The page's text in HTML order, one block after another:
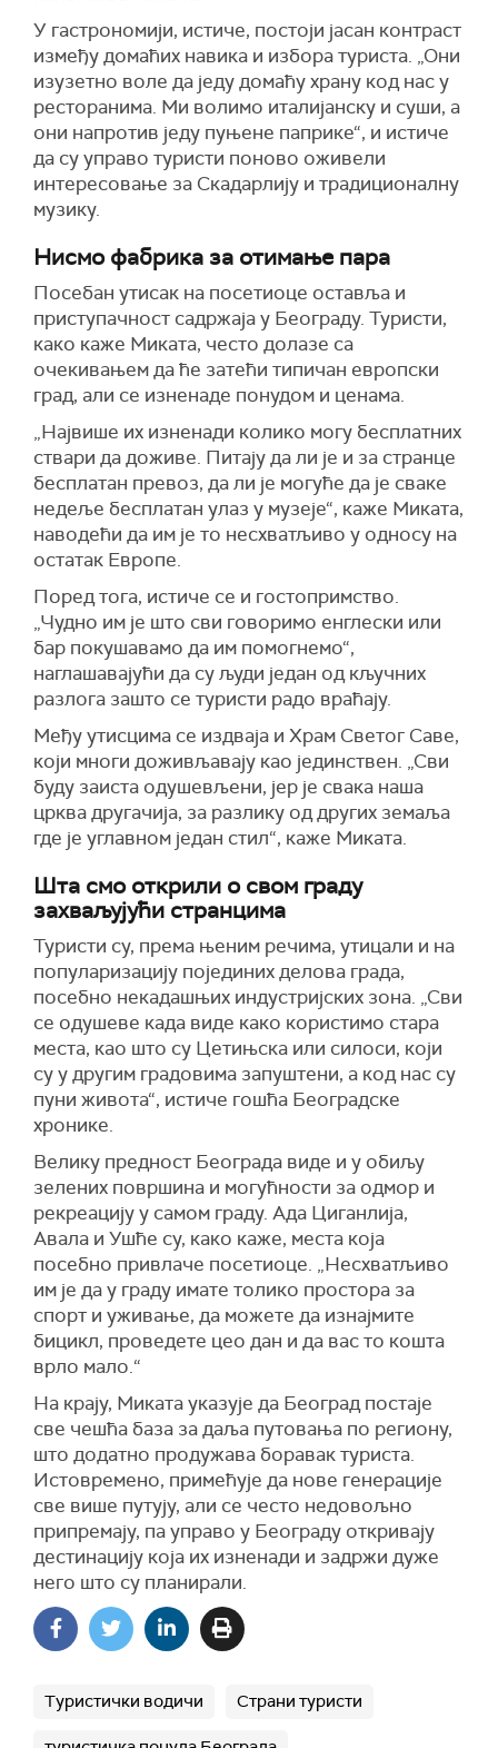
У гастрономији, истиче, постоји јасан контраст
између домаћих навика и избора туриста. „Они
изузетно воле да једу домаћу храну код нас у
ресторанима. Ми волимо италијанску и суши, а
они напротив једу пуњене паприке“, и истиче
да су управо туристи поново оживели
интересовање за Скадарлију и традиционалну
музику.
Нисмо фабрика за отимање пара
Посебан утисак на посетиоце оставља и
приступачност садржаја у Београду. Туристи,
како каже Миката, често долазе са
очекивањем да ће затећи типичан европски
град, али се изненаде понудом и ценама.
„Највише их изненади колико могу бесплатних
ствари да доживе. Питају да ли је и за странце
бесплатан превоз, да ли је могуће да је сваке
недеље бесплатан улаз у музеје“, каже Миката,
наводећи да им је то несхватљиво у односу на
остатак Европе.
Поред тога, истиче се и гостопримство.
„Чудно им је што сви говоримо енглески или
бар покушавамо да им помогнемо“,
наглашавајући да су људи један од кључних
разлога зашто се туристи радо враћају.
Међу утисцима се издваја и Храм Светог Саве,
који многи доживљавају као јединствен. „Сви
буду заиста одушевљени, јер је свака наша
црква другачија, за разлику од других земаља
где је углавном један стил“, каже Миката.
Шта смо открили о свом граду
захваљујући странцима
Туристи су, према њеним речима, утицали и на
популаризацију појединих делова града,
посебно некадашњих индустријских зона. „Сви
се одушеве када виде како користимо стара
места, као што су Цетињска или силоси, који
су у другим градовима запуштени, а код нас су
пуни живота“, истиче гошћа Београдске
хронике.
Велику предност Београда виде и у обиљу
зелених површина и могућности за одмор и
рекреацију у самом граду. Ада Циганлија,
Авала и Ушће су, како каже, места која
посебно привлаче посетиоце. „Несхватљиво
им је да у граду имате толико простора за
спорт и уживање, да можете да изнајмите
бицикл, проведете цео дан и да вас то кошта
врло мало.“
На крају, Миката указује да Београд постаје
све чешћа база за даља путовања по региону,
што додатно продужава боравак туриста.
Истовремено, примећује да нове генерације
све више путују, али се често недовољно
припремају, па управо у Београду откривају
дестинацију која их изненади и задржи дуже
него што су планирали.
Туристички водичи Страни туристи